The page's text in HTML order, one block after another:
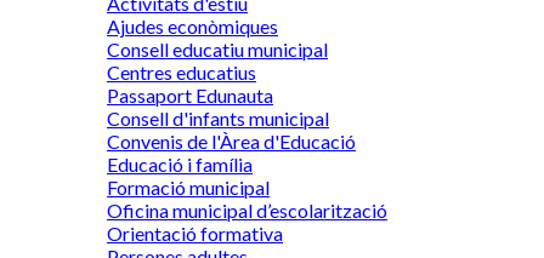
Ajudes econòmiques
Consell educatiu municipal
Centres educatius
Passaport Edunauta
Consell d'infants municipal
Convenis de l'Àrea d'Educació
Educació i família
Formació municipal
Oficina municipal d’escolarització
Orientació formativa